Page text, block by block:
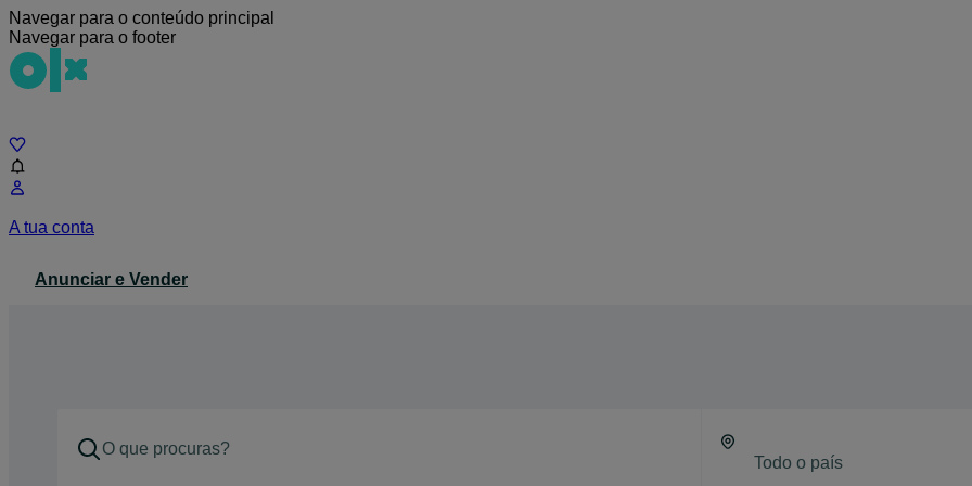
Navegar para o conteúdo principal
Navegar para o footer
A tua conta
Anunciar e Vender